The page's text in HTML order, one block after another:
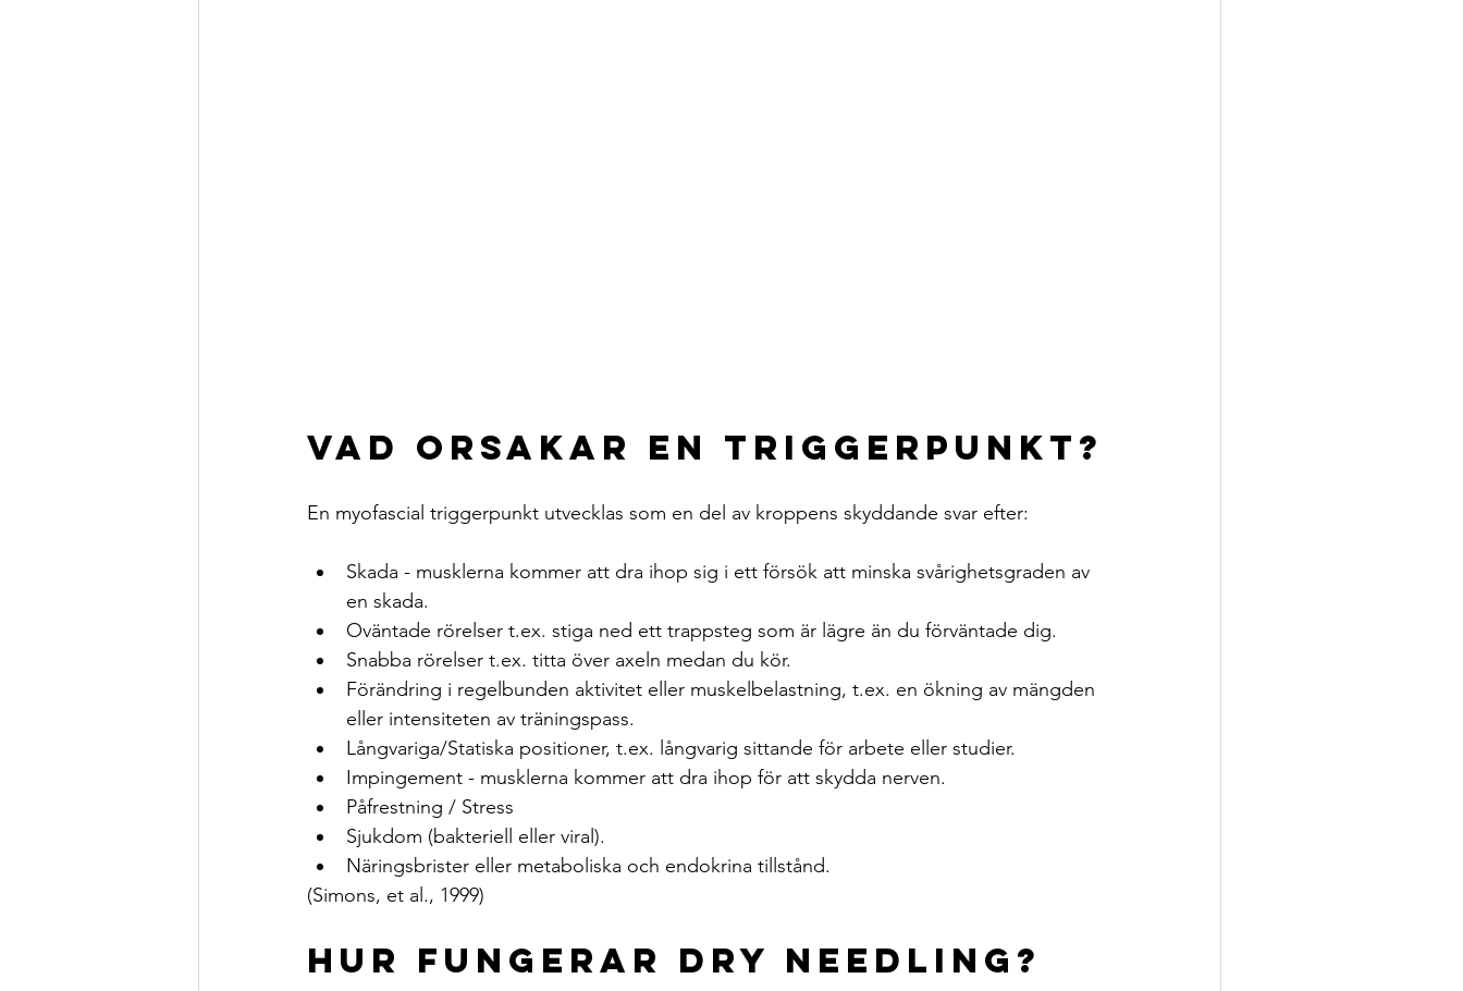
Vad orsakar en triggerpunkt?
En myofascial triggerpunkt utvecklas som en del av kroppens skyddande svar efter:
Skada - musklerna kommer att dra ihop sig i ett försök att minska svårighetsgraden av
en skada.
Oväntade rörelser t.ex. stiga ned ett trappsteg som är lägre än du förväntade dig.
Snabba rörelser t.ex. titta över axeln medan du kör.
Förändring i regelbunden aktivitet eller muskelbelastning, t.ex. en ökning av mängden
eller intensiteten av träningspass.
Långvariga/Statiska positioner, t.ex. långvarig sittande för arbete eller studier.
Impingement - musklerna kommer att dra ihop för att skydda nerven.
Påfrestning / Stress
Sjukdom (bakteriell eller viral).
Näringsbrister eller metaboliska och endokrina tillstånd.
(Simons, et al., 1999)
Hur fungerar Dry Needling?